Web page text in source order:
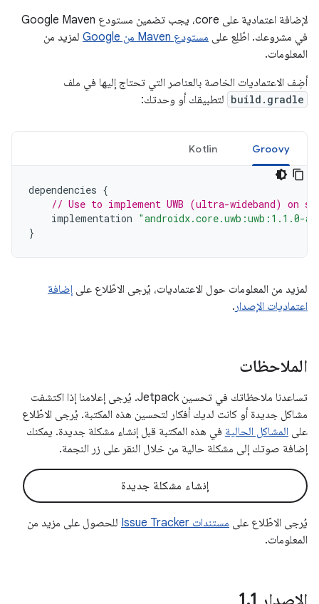
لإضافة اعتمادية على core، يجب تضمين مستودع Google Maven
في مشروعك. اطّلِع على مستودع Maven من Google
لمزيد من
المعلومات.
أضِف الاعتماديات الخاصة بالعناصر التي تحتاج إليها في ملف
build.gradle لتطبيقك أو وحدتك:
Groovy
Kotlin
dependencies {
// Use to implement UWB (ultra-wideband) on
implementation "androidx.core.uwb:uwb:1.1.0-
}
لمزيد من المعلومات حول الاعتماديات، يُرجى الاطّلاع على إضافة
اعتماديات الإصدار .
الملاحظات
تساعدنا ملاحظاتك في تحسين Jetpack. يُرجى إعلامنا إذا اكتشفت
مشاكل جديدة أو كانت لديك أفكار لتحسين هذه المكتبة. يُرجى الاطّلاع
على المشاكل الحالية في هذه المكتبة قبل إنشاء مشكلة جديدة. يمكنك
إضافة صوتك إلى مشكلة حالية من خلال النقر على زر النجمة.
إنشاء مشكلة جديدة
يُرجى الاطّلاع على مستندات Issue Tracker
للحصول على مزيد من
المعلومات.
الإصدار 1 .1